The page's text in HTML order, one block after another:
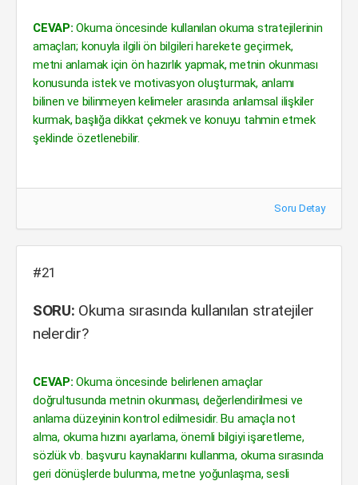
CEVAP: Okuma öncesinde kullanılan okuma stratejilerinin
amaçları; konuyla ilgili ön bilgileri harekete geçirmek,
metni anlamak için ön hazırlık yapmak, metnin okunması
konusunda istek ve motivasyon oluşturmak, anlamı
bilinen ve bilinmeyen kelimeler arasında anlamsal ilişkiler
kurmak, başlığa dikkat çekmek ve konuyu tahmin etmek
şeklinde özetlenebilir.
Soru Detay
#21
SORU: Okuma sırasında kullanılan stratejiler
nelerdir?
CEVAP: Okuma öncesinde belirlenen amaçlar
doğrultusunda metnin okunması, değerlendirilmesi ve
anlama düzeyinin kontrol edilmesidir. Bu amaçla not
alma, okuma hızını ayarlama, önemli bilgiyi işaretleme,
sözlük vb. başvuru kaynaklarını kullanma, okuma sırasında
geri dönüşlerde bulunma, metne yoğunlaşma, sesli